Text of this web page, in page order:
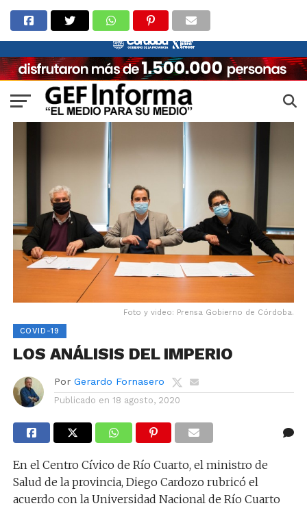
Foto y video: Prensa Gobierno de Córdoba.
COVID-19
LOS ANÁLISIS DEL IMPERIO
Por Gerardo Fornasero
Publicado en 18 agosto, 2020
En el Centro Cívico de Río Cuarto, el ministro de
Salud de la provincia, Diego Cardozo rubricó el
acuerdo con la Universidad Nacional de Río Cuarto